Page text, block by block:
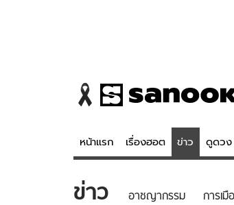
หน้าแรก เรื่องฮอต ข่าว ดูดวง
ข่าว
ข่าว อาชญากรรม การเมื